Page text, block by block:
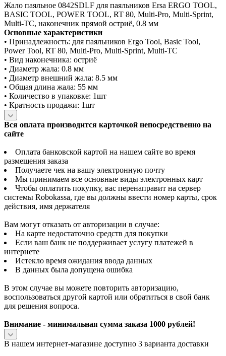
Жало паяльное 0842SDLF для паяльников Ersa ERGO TOOL,
BASIC TOOL, POWER TOOL, RT 80, Multi-Pro, Multi-Sprint,
Multi-TC, наконечник прямой остриё, 0.8 мм
Основные характеристики
• Принадлежность: для паяльников Ergo Tool, Basic Tool,
Power Tool, RT 80, Multi-Pro, Multi-Sprint, Multi-TC
• Вид наконечника: остриё
• Диаметр жала: 0.8 мм
• Диаметр внешний жала: 8.5 мм
• Общая длина жала: 55 мм
• Количество в упаковке: 1шт
• Кратность продажи: 1шт
Вся оплата производится карточкой непосредственно на
сайте
Оплата банковской картой на нашем сайте во время
размещения заказа
Получаете чек на вашу электронную почту
Мы принимаем все основные виды электронных карт
Чтобы оплатить покупку, вас перенаправит на сервер
системы Robokassa, где вы должны ввести номер карты, срок
действия, имя держателя
Вам могут отказать от авторизации в случае:
На карте недостаточно средств для покупки
Если ваш банк не поддерживает услугу платежей в
интернете
Истекло время ожидания ввода данных
В данных была допущена ошибка
В этом случае вы можете повторить авторизацию,
воспользоваться другой картой или обратиться в свой банк
для решения вопроса.
Внимание - минимальная сумма заказа 1000 рублей!
В нашем интернет-магазине доступно 3 варианта доставки